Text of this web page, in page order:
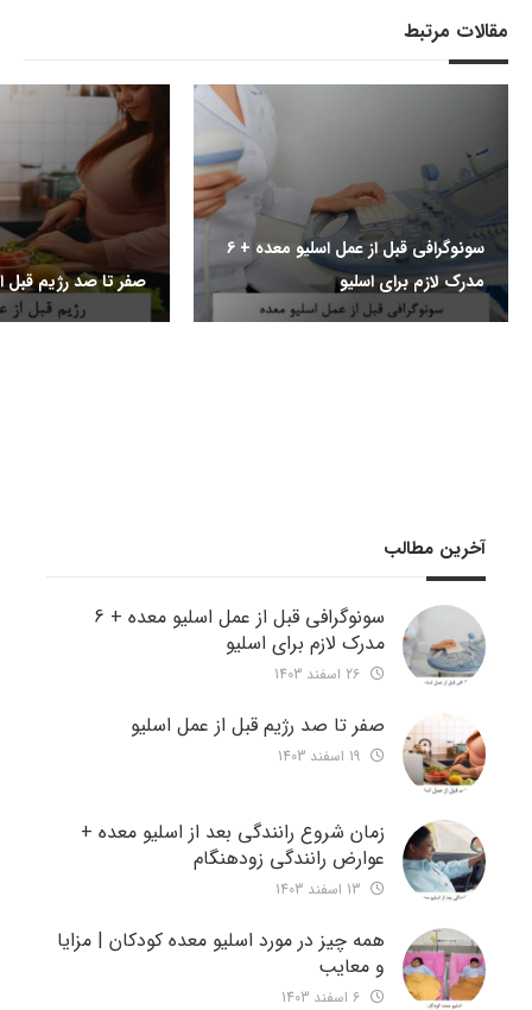
مقالات مرتبط
سونوگرافی قبل از عمل اسلیو معده + 6
مدرک لازم برای اسلیو
صفر تا صد رژیم قبل
آخرین مطالب
سونوگرافی قبل از عمل اسلیو معده + 6
مدرک لازم برای اسلیو
صفر تا صد رژیم قبل از عمل اسلیو
زمان شروع رانندگی بعد از اسلیو معده +
عوارض رانندگی زودهنگام
همه چیز در مورد اسلیو معده کودکان | مزایا
و معایب